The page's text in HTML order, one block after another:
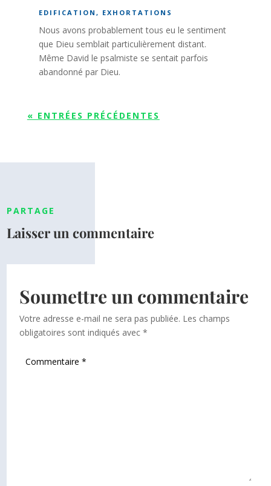
EDIFICATION , EXHORTATIONS
Nous avons probablement tous eu le sentiment
que Dieu semblait particulièrement distant.
Même David le psalmiste se sentait parfois
abandonné par Dieu.
« ENTRÉES PRÉCÉDENTES
PARTAGE
Laisser un commentaire
Soumettre un commentaire
Votre adresse e-mail ne sera pas publiée. Les champs
obligatoires sont indiqués avec*